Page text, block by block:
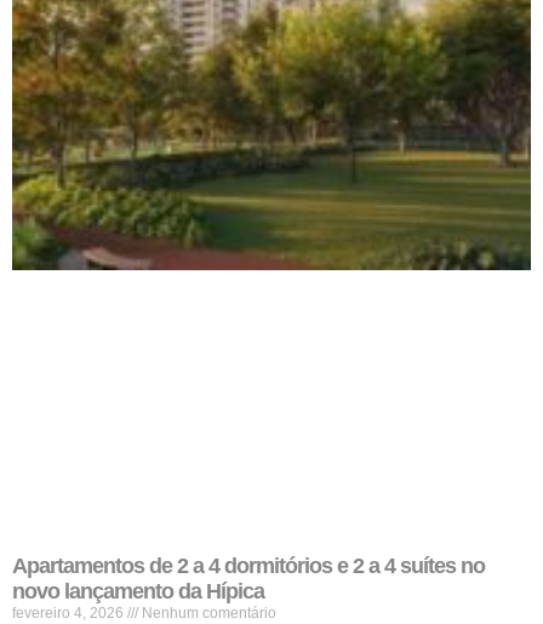
Apartamentos de 2 a 4 dormitórios e 2 a 4 suítes no
novo lançamento da Hípica
fevereiro 4, 2026 Nenhum comentário